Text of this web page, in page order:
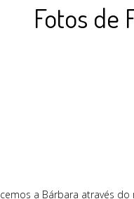
Fotos de
a Bárbara através